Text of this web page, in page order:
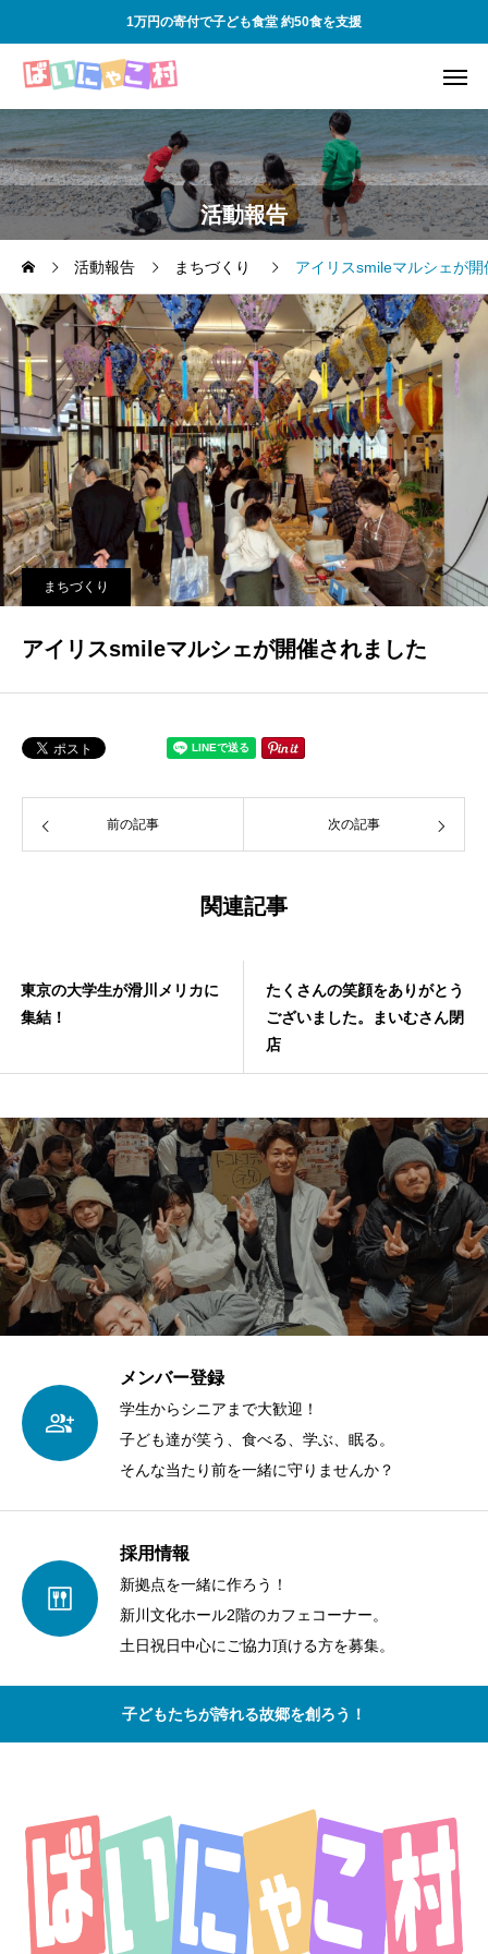
1万円の寄付で子ども食堂 約50食を支援
活動報告
活動報告 まちづくり アイリスsmileマルシェが
まちづくり
アイリスsmileマルシェが開催されました
前の記事 次の記事
関連記事
東京の大学生が滑川メリカに
集結！
たくさんの笑顔をありがとう
ございました。まいむさん閉
店
メンバー登録
学生からシニアまで大歓迎！
子ども達が笑う、食べる、学ぶ、眠る。
そんな当たり前を一緒に守りませんか？
採用情報
新拠点を一緒に作ろう！
新川文化ホール2階のカフェコーナー。
土日祝日中心にご協力頂ける方を募集。
子どもたちが誇れる故郷を創ろう！